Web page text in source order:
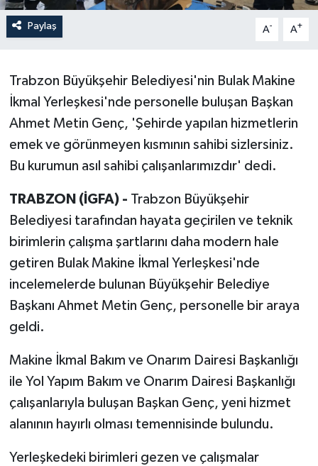
Paylaş A- A+
Trabzon Büyükşehir Belediyesi'nin Bulak Makine
İkmal Yerleşkesi'nde personelle buluşan Başkan
Ahmet Metin Genç, 'Şehirde yapılan hizmetlerin
emek ve görünmeyen kısmının sahibi sizlersiniz.
Bu kurumun asıl sahibi çalışanlarımızdır' dedi.
TRABZON (İGFA) - Trabzon Büyükşehir
Belediyesi tarafından hayata geçirilen ve teknik
birimlerin çalışma şartlarını daha modern hale
getiren Bulak Makine İkmal Yerleşkesi'nde
incelemelerde bulunan Büyükşehir Belediye
Başkanı Ahmet Metin Genç, personelle bir araya
geldi.
Makine İkmal Bakım ve Onarım Dairesi Başkanlığı
ile Yol Yapım Bakım ve Onarım Dairesi Başkanlığı
çalışanlarıyla buluşan Başkan Genç, yeni hizmet
alanının hayırlı olması temennisinde bulundu.
Yerleşkedeki birimleri gezen ve çalışmalar